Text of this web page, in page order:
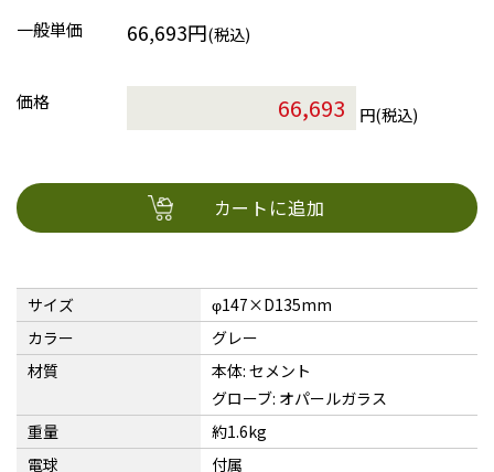
一般単価
66,693円(税込)
価格
円(税込)
カートに追加
サイズ
φ147×D135mm
カラー
グレー
材質
本体: セメント
グローブ: オパールガラス
重量
約1.6kg
電球
付属